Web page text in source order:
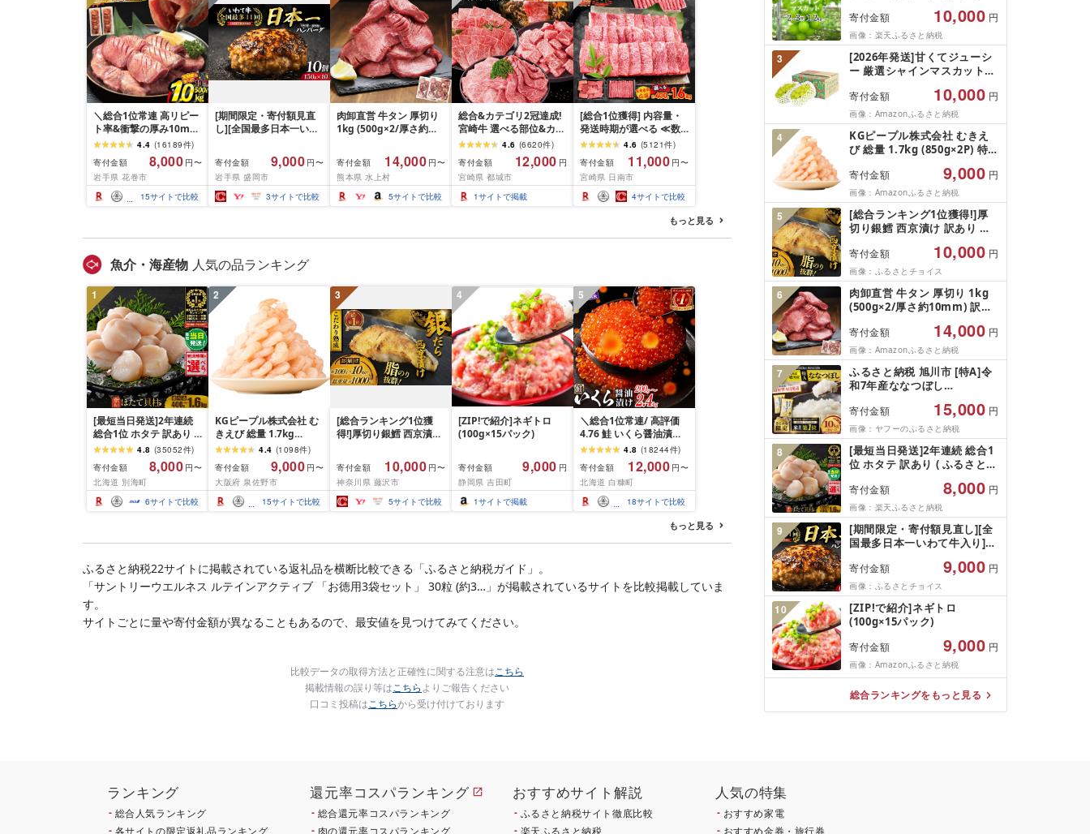
＼総合1位常連 高リピー
ト率&衝撃の厚み10mm
厚切り牛タン 塩味/ ≪ス
ピード発送!!10営業日以
内発送≫ 選べる内容量
500g / 1kg 定期便 毎月
届く 牛肉 肉 BBQ ふるさ
と 人気 ランキング 岩手
4.4 (16189件)
寄付金額
8,000 円〜
岩手県 花巻市
15サイトで比較
[期間限定・寄付額見直
し][全国最多日本一いわ
1.5kg(150g×10個) いわ
て牛 × 岩中豚 ハンバー
グ 合挽き 合い挽き 黒毛
和牛 人気 冷凍 個包装 小
分け 冷凍 牛肉 豚肉 和牛
キング 1位 1万円以下 岩
手県 盛岡市 東北 岩手 盛
岡 shikoku001k
寄付金額 9,000 円〜
岩手県 盛岡市
3サイトで比較
肉卸直営 牛タン 厚切り
1kg (500g×2/厚さ約
牛肉 焼肉 冷凍 スライス
業務用 バーベキュー
BBQ おつまみ ギフト お
祝い お中元 夏ギフト
寄付金額 14,000 円〜
熊本県 水上村
5サイトで比較
総合&カテゴリ2冠達成!
宮崎牛 選べる部位&カッ
ト (赤身&霜降り)or(赤身
のみ) 500g 1kg 2kg[発
送時期が選べる] 牛肉 焼
肉 すき焼き しゃぶしゃ
ぶ ステーキ ギフト お中
4.6 (6620件)
寄付金額
12,000 円
宮崎県 都城市
1サイトで掲載
[総合1位獲得] 内容量・
発送時期が選べる ≪数
量限定≫ 宮崎牛 赤身 ス
ライス 焼肉 国産 肉 牛肉
薄切り 黒毛和牛 A4 A5
人気 小分け 焼き肉 すき
焼き しゃぶしゃぶ 牛丼
BBQ ギフト 贈り物 おす
すめ 畜産農家応援 ミヤ
4.6 (5121件)
寄付金額
11,000 円〜
宮崎県 日南市
4サイトで比較
もっと見る
魚介・海産物 人気の品ランキング
1
[最短当日発送]2年連続
総合1位 ホタテ 訳あり (
ふるさと納税 ほたて ふ
るさと納税 訳あり 帆立
ふるさと わけあり ホタ
テ貝柱 貝 人気 不揃い 刺
身 規格外 魚介 ランキン
グ 海鮮 冷凍 発送時期が
4.8 (35052件)
寄付金額
8,000 円〜
北海道 別海町
6サイトで比較
2
KGピープル株式会社 む
きえび 総量 1.7kg
(850g×2P) 特大 5Lサイ
ズ バナメイエビ バラ凍
結 下処理不要 サイズ不
揃い 訳あり
4.4 (1098件)
寄付金額
9,000 円〜
大阪府 泉佐野市
15サイトで比較
3
[総合ランキング1位獲
得!]厚切り銀鱈 西京漬け
約 1,000g (約 100g × 10
切) 西京味噌 西京みそ 味
噌漬け みそ 味噌 鮮魚 魚
介 銀だら 銀ダラ ギンダ
ラ ぎんだら 鱈 タラ 魚
礼品 おかず おつまみ お
酒のあて 家計応援
10000円 魚喜 神奈川 湘
寄付金額 10,000 円〜
神奈川県 藤沢市
5サイトで比較
4
[ZIP!で紹介]ネギトロ
(100g×15パック)
寄付金額 9,000 円
静岡県 吉田町
1サイトで掲載
5
＼総合1位常連/ 高評価
4.76 鮭 いくら醤油漬け
ふるさと納税 いくら
200g / 400g / 800g /
1.6kg / 2.4kg 200g パッ
ク[選べる容量] 醤油漬け
海鮮 イクラ 小分け ふる
さと ランキング 人気 ギ
フト 高評価 ふるさと納
4.8 (18244件)
寄付金額
12,000 円〜
北海道 白糠町
18サイトで比較
もっと見る
ふるさと納税22サイトに掲載されている返礼品を横断比較できる「ふるさと納税ガイド」。
「サントリーウエルネス ルテインアクティブ 「お徳用3袋セット」 30粒 (約3…」が掲載されているサイトを比較掲載していま
す。
サイトごとに量や寄付金額が異なることもあるので、最安値を見つけてみてください。
比較データの取得方法と正確性に関する注意はこちら
掲載情報の誤り等はこちらよりご報告ください
口コミ投稿はこちらから受け付けております
ルプス市産シャインマスカッ
ト1.2kg以上(2〜3房)ふるさと
納税 おすすめ 山梨県 南アル
プス市 送料無料 AL
寄付金額 10,000 円
画像：楽天ふるさと納税
3
[2026年発送]甘くてジューシ
ー 厳選シャインマスカット
日)から10月下旬までの発送)
フルーツ ぶどう 果物 山梨県
産 2026 旬 大粒 高級 ブドウ
葡萄 富士吉田市
寄付金額 10,000 円
画像：Amazonふるさと納税
4
KGピープル株式会社 むきえ
び 総量 1.7kg (850g×2P) 特大
凍結 下処理不要 サイズ不揃い
訳あり
寄付金額 9,000 円
画像：Amazonふるさと納税
5
[総合ランキング1位獲得!]厚
切り銀鱈 西京漬け 訳あり 銀
100g × 10切) 西京味噌 西京み
そ 味噌漬け みそ 味噌 鮮魚 魚
介 銀だら 銀ダラ ギンダラ ぎ
んだら 鱈 タラ 魚 西京焼き 西
京漬 西京やき 冷凍 厳選 鮮魚
漬け魚 漬魚 新鮮 小分け 人気
返礼品 おかず おつまみ お酒
のあて 家計応援 10000円 魚
喜 神奈川 湘南 藤沢
寄付金額 10,000 円
画像：ふるさとチョイス
6
肉卸直営 牛タン 厚切り 1kg
(500g×2/厚さ約10mm) 訳あ
ライス 業務用 バーベキュー
BBQ おつまみ ギフト お祝い
お中元 夏ギフト
寄付金額 14,000 円
画像：Amazonふるさと納税
7
ふるさと納税 旭川市 [特A]令
和7年産ななつぼし
お米[さとふる限定]_05957
寄付金額 15,000 円
画像：ヤフーのふるさと納税
8
[最短当日発送]2年連続 総合1
位 ホタテ 訳あり ( ふるさと納
り 帆立 ふるさと わけあり ホ
タテ貝柱 貝 人気 不揃い 刺身
規格外 魚介 ランキング 海鮮
冷凍 発送時期が選べる 北海道
別海町 )(クラウドファンディ
ング対象)
寄付金額 8,000 円
画像：楽天ふるさと納税
9
[期間限定・寄付額見直し][全
国最多日本一いわて牛入り]ハ
いわて牛 × 岩中豚 ハンバーグ
合挽き 合い挽き 黒毛和牛 人
気 冷凍 個包装 小分け 冷凍 牛
肉 豚肉 和牛 ビーフ ポーク は
んばーぐ 挽肉 お肉 ミンチ 肉
お弁当 hannba-gu ランキン
グ 1位 1万円以下 岩手県 盛岡
市 東北 岩手 盛岡
shikoku001k
寄付金額 9,000 円
画像：ふるさとチョイス
10
[ZIP!で紹介]ネギトロ
(100g×15パック)
寄付金額 9,000 円
画像：Amazonふるさと納税
総合ランキングをもっと見る
ランキング
総合人気ランキング
各サイトの限定返礼品ランキング
還元率コスパランキング
総合還元率コスパランキング
肉の還元率コスパランキング
おすすめサイト解説
ふるさと納税サイト徹底比較
楽天ふるさと納税
人気の特集
おすすめ家電
おすすめ金券・旅行券